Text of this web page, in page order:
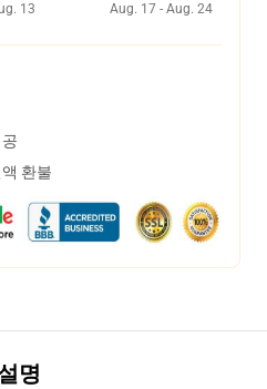
13
Aug. 17 - Aug. 24
환불
명